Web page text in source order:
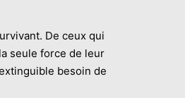
De ceux qui
seule force de leur
besoin de